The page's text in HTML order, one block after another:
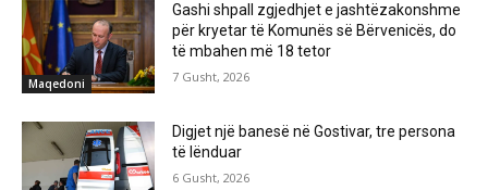
Maqedoni
Gashi shpall zgjedhjet e jashtëzakonshme
për kryetar të Komunës së Bërvenicës, do
të mbahen më 18 tetor
7 Gusht, 2026
Digjet një banesë në Gostivar, tre persona
të lënduar
6 Gusht, 2026